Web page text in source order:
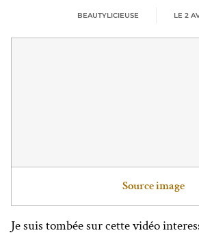
BEAUTYLICIEUSE LE 2
Source image
Je suis tombée sur cette vidéo